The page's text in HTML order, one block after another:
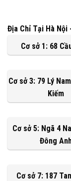
Địa Chỉ Tại Hà Nội
Cơ sở 1: 68
Cơ sở 3: 79 Lý
Kiếm
Cơ sở 5: Ngã 4
Đông
Cơ sở 7: 187